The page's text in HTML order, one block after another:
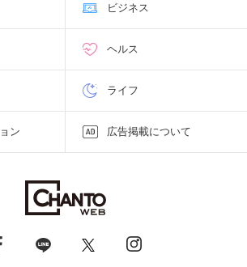
ビジネス
ヘルス
ライフ
ン 広告掲載について